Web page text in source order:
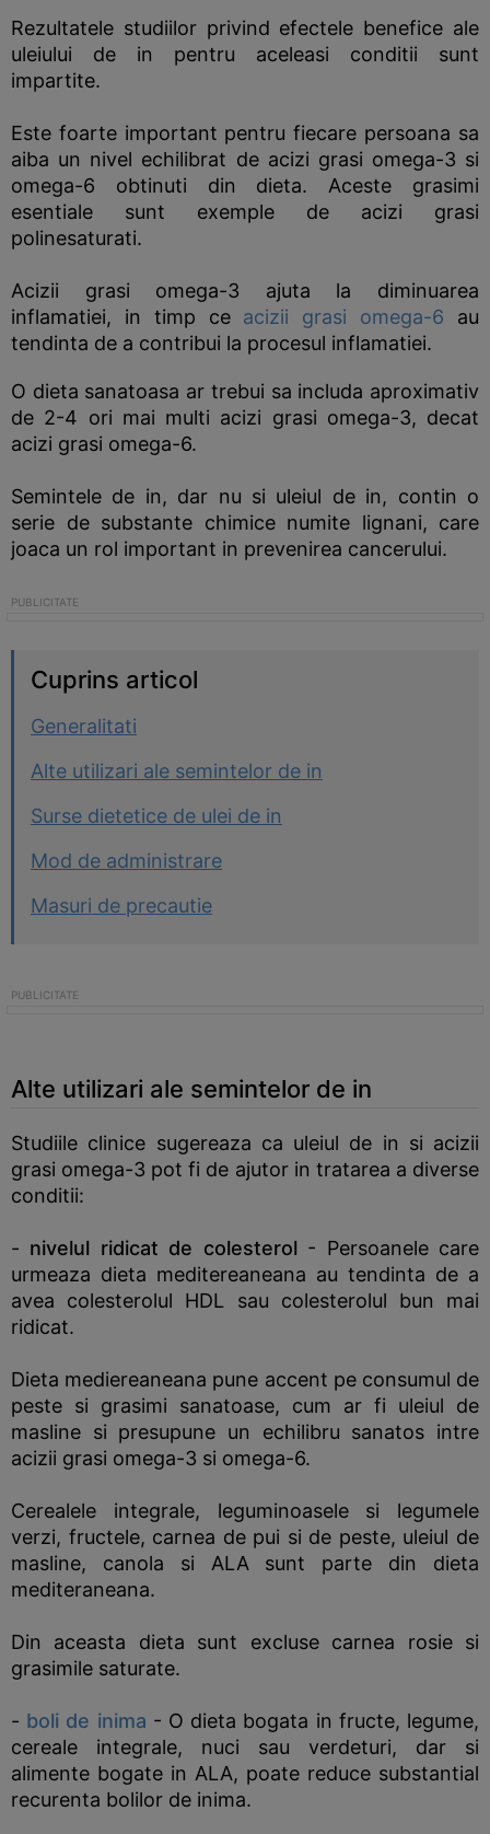
Rezultatele studiilor privind efectele benefice ale
uleiului de in pentru aceleasi conditii sunt
impartite.
Este foarte important pentru fiecare persoana sa
aiba un nivel echilibrat de acizi grasi omega-3 si
omega-6 obtinuti din dieta. Aceste grasimi
esentiale sunt exemple de acizi grasi
polinesaturati.
Acizii grasi omega-3 ajuta la diminuarea
inflamatiei, in timp ce acizii grasi omega-6 au
tendinta de a contribui la procesul inflamatiei.
O dieta sanatoasa ar trebui sa includa aproximativ
de 2-4 ori mai multi acizi grasi omega-3, decat
acizi grasi omega-6.
Semintele de in, dar nu si uleiul de in, contin o
serie de substante chimice numite lignani, care
joaca un rol important in prevenirea cancerului.
Cuprins articol
Generalitati
Alte utilizari ale semintelor de in
Surse dietetice de ulei de in
Mod de administrare
Masuri de precautie
Alte utilizari ale semintelor de in
Studiile clinice sugereaza ca uleiul de in si acizii
grasi omega-3 pot fi de ajutor in tratarea a diverse
conditii:
- nivelul ridicat de colesterol - Persoanele care
urmeaza dieta meditereaneana au tendinta de a
avea colesterolul HDL sau colesterolul bun mai
ridicat.
Dieta mediereaneana pune accent pe consumul de
peste si grasimi sanatoase, cum ar fi uleiul de
masline si presupune un echilibru sanatos intre
acizii grasi omega-3 si omega-6.
Cerealele integrale, leguminoasele si legumele
verzi, fructele, carnea de pui si de peste, uleiul de
masline, canola si ALA sunt parte din dieta
mediteraneana.
Din aceasta dieta sunt excluse carnea rosie si
grasimile saturate.
- boli de inima - O dieta bogata in fructe, legume,
cereale integrale, nuci sau verdeturi, dar si
alimente bogate in ALA, poate reduce substantial
recurenta bolilor de inima.